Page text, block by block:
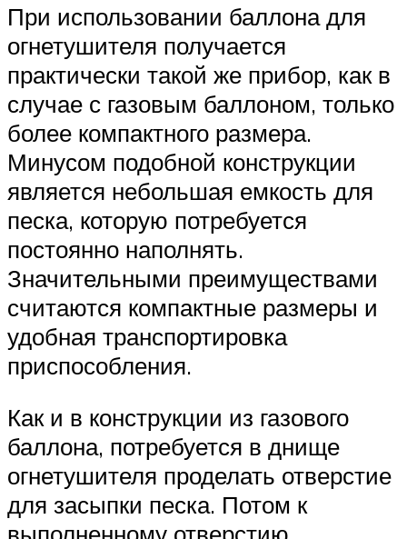
При использовании баллона для
огнетушителя получается
практически такой же прибор, как в
случае с газовым баллоном, только
более компактного размера.
Минусом подобной конструкции
является небольшая емкость для
песка, которую потребуется
постоянно наполнять.
Значительными преимуществами
считаются компактные размеры и
удобная транспортировка
приспособления.
Как и в конструкции из газового
баллона, потребуется в днище
огнетушителя проделать отверстие
для засыпки песка. Потом к